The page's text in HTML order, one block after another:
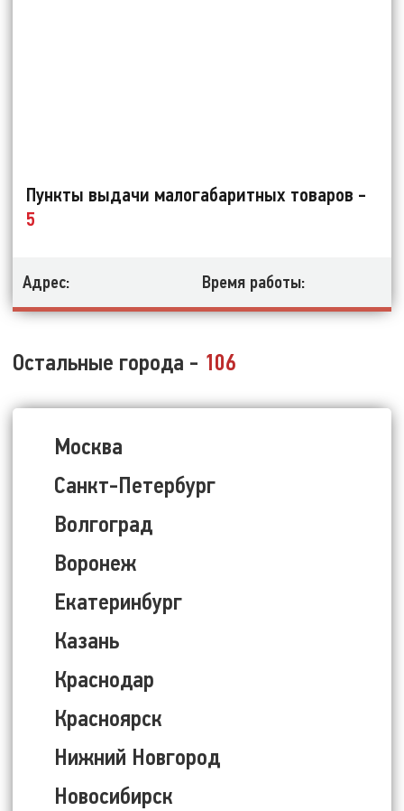
Пункты выдачи малогабаритных товаров -
5
Адрес: Время работы:
Остальные города - 106
Москва
Санкт-Петербург
Волгоград
Воронеж
Екатеринбург
Казань
Краснодар
Красноярск
Нижний Новгород
Новосибирск